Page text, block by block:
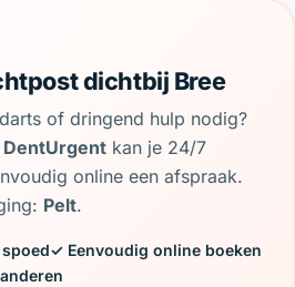
dichtbij Bree
of dringend hulp nodig?
DentUrgent kan je 24/7
online een afspraak.
Pelt.
✓ Eenvoudig online boeken